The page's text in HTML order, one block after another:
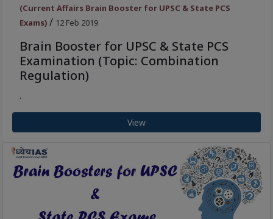
(Current Affairs Brain Booster for UPSC & State PCS
Exams) / 12 Feb 2019
Brain Booster for UPSC & State PCS
Examination (Topic: Combination
Regulation)
.
View